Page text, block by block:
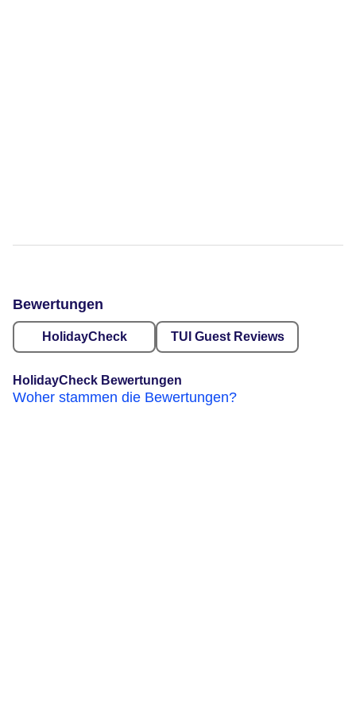
Bewertungen
HolidayCheck TUI Guest Reviews
HolidayCheck Bewertungen
Woher stammen die Bewertungen?